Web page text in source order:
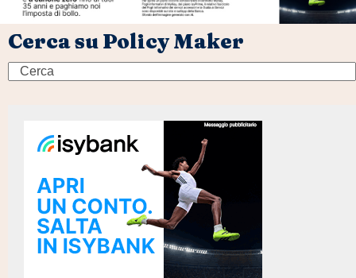
Cerca su Policy Maker
Search